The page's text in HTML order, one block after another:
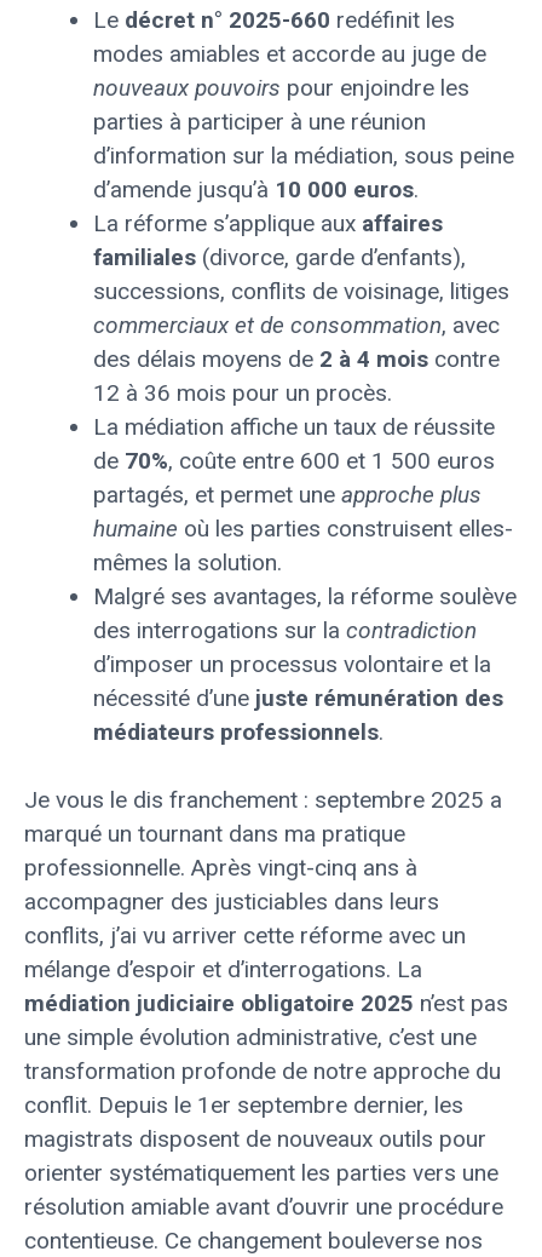
Le décret n° 2025-660 redéfinit les
modes amiables et accorde au juge de
nouveaux pouvoirs pour enjoindre les
parties à participer à une réunion
d’information sur la médiation, sous peine
d’amende jusqu’à 10 000 euros.
La réforme s’applique aux affaires
familiales (divorce, garde d’enfants),
successions, conflits de voisinage, litiges
commerciaux et de consommation, avec
des délais moyens de 2 à 4 mois contre
12 à 36 mois pour un procès.
La médiation affiche un taux de réussite
de 70%, coûte entre 600 et 1 500 euros
partagés, et permet une approche plus
humaine où les parties construisent elles-
mêmes la solution.
Malgré ses avantages, la réforme soulève
des interrogations sur la contradiction
d’imposer un processus volontaire et la
nécessité d’une juste rémunération des
médiateurs professionnels.
Je vous le dis franchement : septembre 2025 a
marqué un tournant dans ma pratique
professionnelle. Après vingt-cinq ans à
accompagner des justiciables dans leurs
conflits, j’ai vu arriver cette réforme avec un
mélange d’espoir et d’interrogations. La
médiation judiciaire obligatoire 2025 n’est pas
une simple évolution administrative, c’est une
transformation profonde de notre approche du
conflit. Depuis le 1er septembre dernier, les
magistrats disposent de nouveaux outils pour
orienter systématiquement les parties vers une
résolution amiable avant d’ouvrir une procédure
contentieuse. Ce changement bouleverse nos